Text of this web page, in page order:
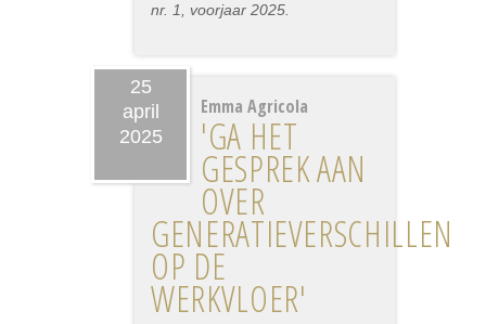
nr. 1, voorjaar 2025.
25
april
2025
Emma Agricola
'GA HET
GESPREK AAN
OVER
GENERATIEVERSCHILLEN
OP DE
WERKVLOER'